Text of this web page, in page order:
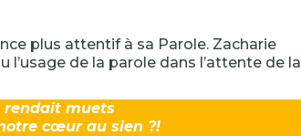
plus attentif à sa Parole. Zacharie
de la parole dans l’attente de la
rendait muets
cœur au sien ?!